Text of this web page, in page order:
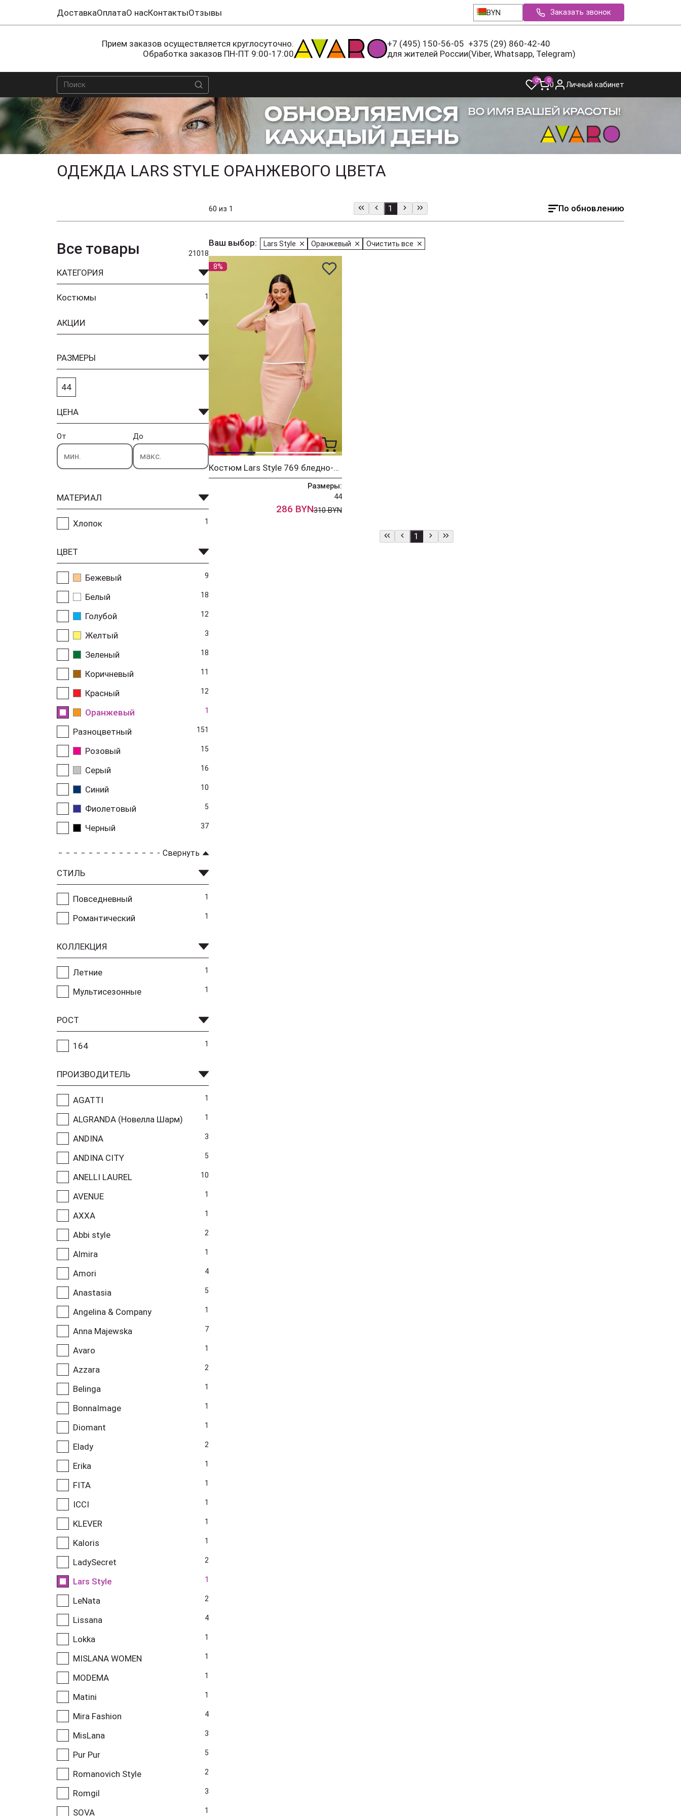
ДоставкаОплатаО насКонтактыОтзывы BYN Заказать звонок
Прием заказов осуществляется круглосуточно.
Обработка заказов ПН-ПТ 9:00-17:00
+7 (495) 150-56-05
для жителей России
+375 (29) 860-42-40
(Viber, Whatsapp, Telegram)
0 00 Личный кабинет
ОДЕЖДА LARS STYLE ОРАНЖЕВОГО ЦВЕТА
60 из 1 По обновлению
1
Все товары 21018
КАТЕГОРИЯ
Костюмы 1
АКЦИИ
РАЗМЕРЫ
44
ЦЕНА
От До
МАТЕРИАЛ
Хлопок 1
ЦВЕТ
Бежевый 9
Белый 18
Голубой 12
Желтый 3
Зеленый 18
Коричневый 11
Красный 12
Оранжевый 1
Разноцветный 151
Розовый 15
Серый 16
Синий 10
Фиолетовый 5
Черный 37
Свернуть
СТИЛЬ
Повседневный 1
Романтический 1
КОЛЛЕКЦИЯ
Летние 1
Мультисезонные 1
РОСТ
164 1
ПРОИЗВОДИТЕЛЬ
AGATTI 1
ALGRANDA (Новелла Шарм) 1
ANDINA 3
ANDINA CITY 5
ANELLI LAUREL 10
AVENUE 1
AXXA 1
Abbi style 2
Almira 1
Amori 4
Anastasia 5
Angelina & Company 1
Anna Majewska 7
Avaro 1
Azzara 2
Belinga 1
BonnaImage 1
Diomant 1
Elady 2
Erika 1
FITA 1
ICCI 1
KLEVER 1
Kaloris 1
LadySecret 2
Lars Style 1
LeNata 2
Lissana 4
Lokka 1
MISLANA WOMEN 1
MODEMA 1
Matini 1
Mira Fashion 4
MisLana 3
Pur Pur 5
Romanovich Style 2
Romgil 3
SOVA 1
Ваш выбор: Lars Style Оранжевый Очистить все
8%
Костюм Lars Style 769 бледно-оранжевый
Размеры:
44
286 BYN310 BYN
1